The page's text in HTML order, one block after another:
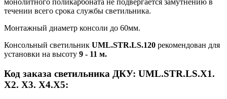
монолитного поликарбоната не подвергается замутнению в
течении всего срока службы светильника.
Монтажный диаметр консоли до 60мм.
Консольный светильник UML.STR.LS.120 рекомендован для
установки на высоту 9 - 11 м.
Код заказа светильника ДКУ: UML.STR.LS.X1.
X2. X3. Х4.X5: